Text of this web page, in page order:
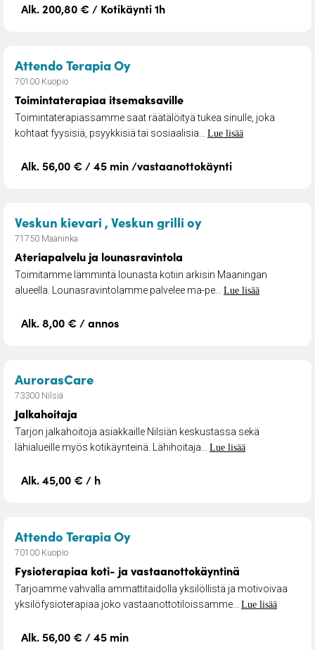
Alk. 200,80 € / Kotikäynti 1h
Attendo Terapia Oy– Toimintaterapiaa
70100 Kuopio
Toimintaterapiaa itsemaksaville
Toimintaterapiassamme saat räätälöityä tukea sinulle, joka
kohtaat fyysisiä, psyykkisiä tai sosiaalisia... Lue lisää
Alk. 56,00 € / 45 min /vastaanottokäynti
Veskun kievari , Veskun grilli oy– Ateriapalvelu ja
71750 Maaninka
Ateriapalvelu ja lounasravintola
Toimitamme lämmintä lounasta kotiin arkisin Maaningan
alueella. Lounasravintolamme palvelee ma-pe... Lue lisää
Alk. 8,00 € / annos
AurorasCare– Jalkahoitaja
73300 Nilsiä
Jalkahoitaja
Tarjon jalkahoitoja asiakkaille Nilsiän keskustassa sekä
lähialueille myös kotikäynteinä. Lähihoitaja... Lue lisää
Alk. 45,00 € / h
Attendo Terapia Oy– Fysioterapiaa koti- ja
70100 Kuopio
Fysioterapiaa koti- ja vastaanottokäyntinä
Tarjoamme vahvalla ammattitaidolla yksilöllistä ja motivoivaa
yksilöfysioterapiaa joko vastaanottotiloissamme... Lue lisää
Alk. 56,00 € / 45 min